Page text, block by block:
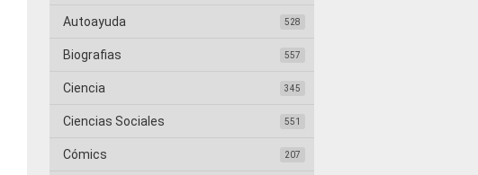
Autoayuda 528
Biografias 557
Ciencia 345
Ciencias Sociales 551
Cómics 207